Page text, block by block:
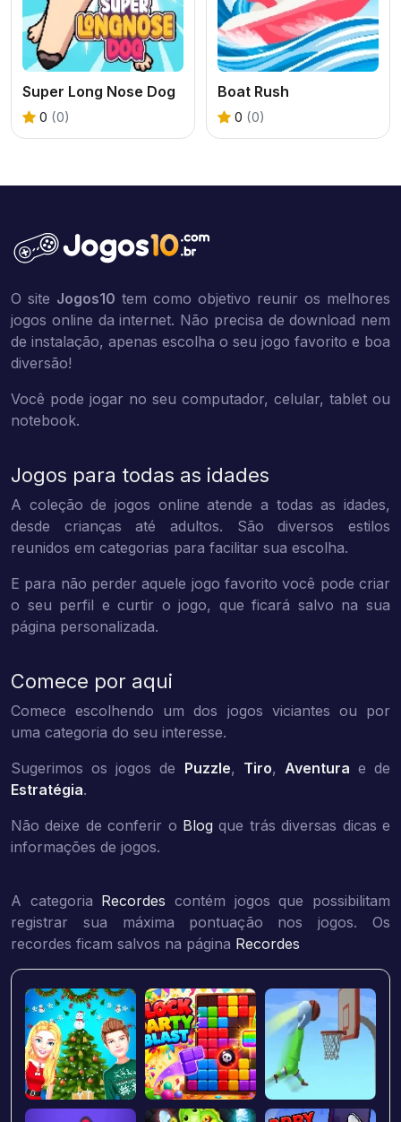
Super Long Nose Dog
0 (0)
Boat Rush
0 (0)
O site Jogos10 tem como objetivo reunir os melhores
jogos online da internet. Não precisa de download nem
de instalação, apenas escolha o seu jogo favorito e boa
diversão!
Você pode jogar no seu computador, celular, tablet ou
notebook.
Jogos para todas as idades
A coleção de jogos online atende a todas as idades,
desde crianças até adultos. São diversos estilos
reunidos em categorias para facilitar sua escolha.
E para não perder aquele jogo favorito você pode criar
o seu perfil e curtir o jogo, que ficará salvo na sua
página personalizada.
Comece por aqui
Comece escolhendo um dos jogos viciantes ou por
uma categoria do seu interesse.
Sugerimos os jogos de Puzzle, Tiro, Aventura e de
Estratégia.
Não deixe de conferir o Blog que trás diversas dicas e
informações de jogos.
A categoria Recordes contém jogos que possibilitam
registrar sua máxima pontuação nos jogos. Os
recordes ficam salvos na página Recordes